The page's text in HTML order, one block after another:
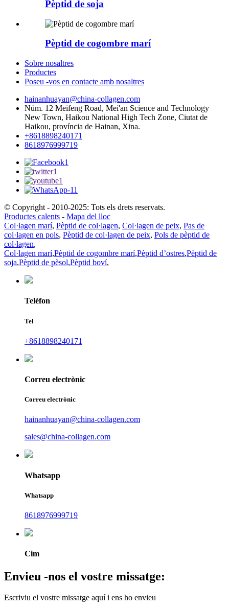
Pèptid de soja
Pèptid de cogombre marí
Sobre nosaltres
Productes
Poseu -vos en contacte amb nosaltres
hainanhuayan@china-collagen.com
Núm. 12 Meifeng Road, Mei'an Science and Technology
New Town, Haikou National High Tech Zone, Ciutat de
Haikou, província de Hainan, Xina.
+8618898240171
8618976999719
© Copyright - 2010-2025: Tots els drets reservats.
Productes calents - Mapa del lloc
Col·lagen marí, Pèptid de col·lagen, Col·lagen de peix, Pas de
col·lagen en pols, Pèptid de col·lagen de peix, Pols de pèptid de
col·lagen,
Col·lagen marí,Pèptid de cogombre marí,Pèptid d’ostres,Pèptid de
soja,Pèptid de pèsol,Pèptid boví,
Telèfon
Tel
+8618898240171
Correu electrònic
Correu electrònic
hainanhuayan@china-collagen.com
sales@china-collagen.com
Whatsapp
Whatsapp
8618976999719
Cim
Envieu -nos el vostre missatge:
Escriviu el vostre missatge aquí i ens ho envieu